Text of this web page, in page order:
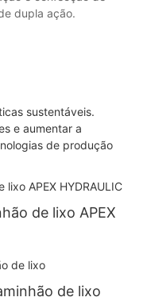
dupla ação.
sustentáveis.
e aumentar a
de produção
de lixo APEX
de lixo